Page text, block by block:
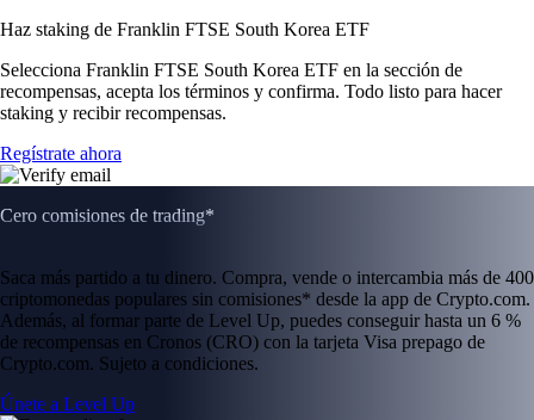
Haz staking de Franklin FTSE South Korea ETF
Selecciona Franklin FTSE South Korea ETF en la sección de
recompensas, acepta los términos y confirma. Todo listo para hacer
staking y recibir recompensas.
Regístrate ahora
Cero comisiones de trading*
Saca más partido a tu dinero. Compra, vende o intercambia más de 400
criptomonedas populares sin comisiones* desde la app de Crypto.com.
Además, al formar parte de Level Up, puedes conseguir hasta un 6 %
de recompensas en Cronos (CRO) con la tarjeta Visa prepago de
Crypto.com. Sujeto a condiciones.
Únete a Level Up